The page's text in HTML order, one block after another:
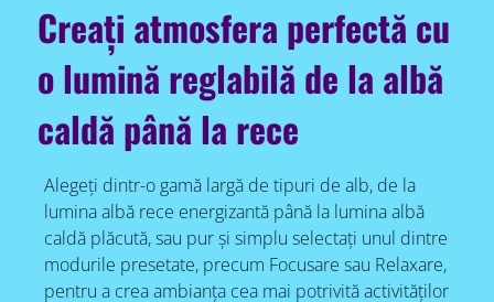
Creați atmosfera perfectă cu
o lumină reglabilă de la albă
caldă până la rece
Alegeți dintr-o gamă largă de tipuri de alb, de la
lumina albă rece energizantă până la lumina albă
caldă plăcută, sau pur și simplu selectați unul dintre
modurile presetate, precum Focusare sau Relaxare,
pentru a crea ambianța cea mai potrivită activităților